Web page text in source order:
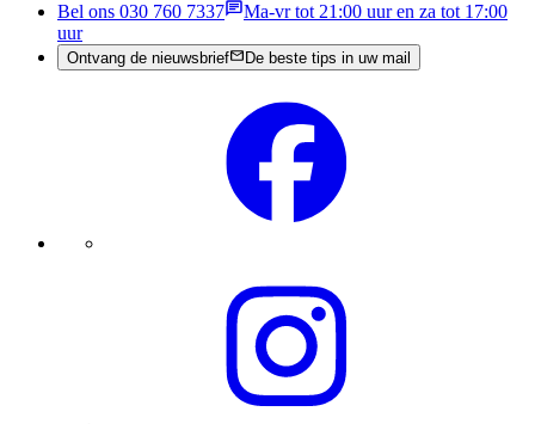
Bel ons 030 760 7337
Ma-vr tot 21:00 uur en za tot 17:00
uur
Ontvang de nieuwsbrief De beste tips in uw mail